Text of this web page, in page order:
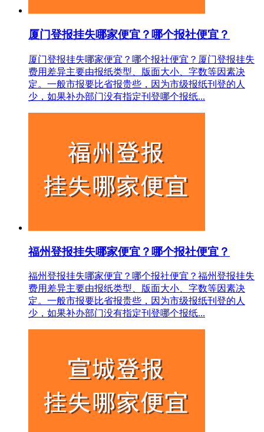
厦门登报挂失哪家便宜？哪个报社便宜？
厦门登报挂失哪家便宜？哪个报社便宜？厦门登报挂失
费用差异主要由报纸类型、版面大小、字数等因素决
定。一般市报要比省报贵些，因为市级报纸刊登的人
少，如果补办部门没有指定刊登哪个报纸...
福州登报挂失哪家便宜？哪个报社便宜？
福州登报挂失哪家便宜？哪个报社便宜？福州登报挂失
费用差异主要由报纸类型、版面大小、字数等因素决
定。一般市报要比省报贵些，因为市级报纸刊登的人
少，如果补办部门没有指定刊登哪个报纸...